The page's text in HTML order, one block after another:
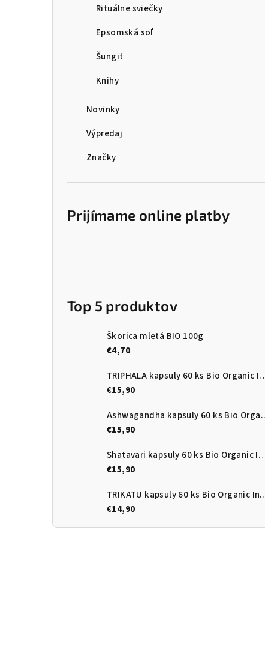
Rituálne sviečky
Epsomská soľ
Šungit
Knihy
Novinky
Výpredaj
Značky
Prijímame online platby
Top 5 produktov
Škorica mletá BIO 100g
€4,70
TRIPHALA
€15,90
€15,90
Shatavari kapsuly 60
€15,90
TRIKATU
€14,90